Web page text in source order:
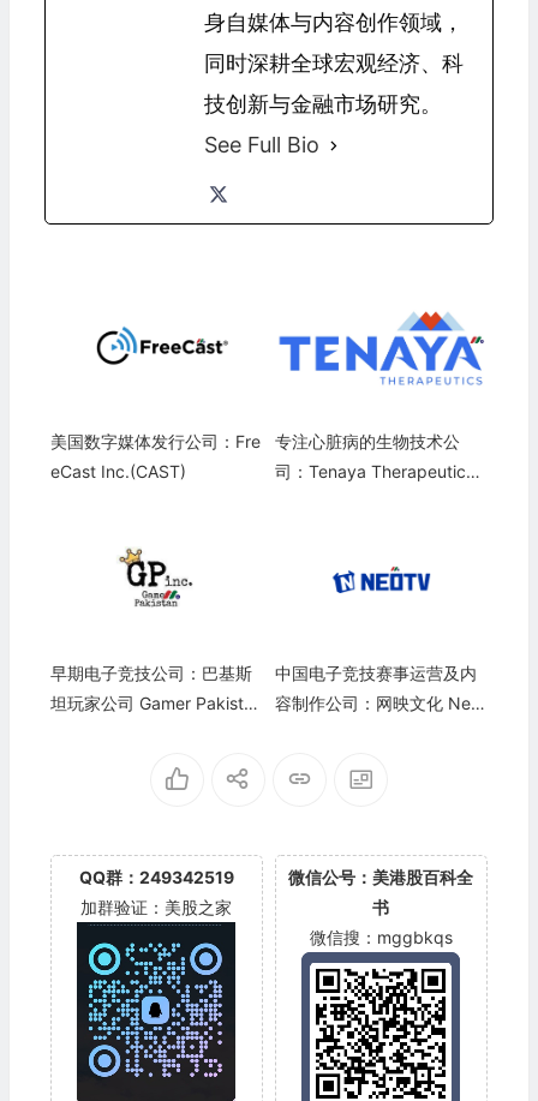
身自媒体与内容创作领域，
同时深耕全球宏观经济、科
技创新与金融市场研究。
See Full Bio
美国数字媒体发行公司：Fre
eCast Inc.(CAST)
专注心脏病的生物技术公
司：Tenaya Therapeutics
早期电子竞技公司：巴基斯
坦玩家公司 Gamer Pakista
中国电子竞技赛事运营及内
容制作公司：网映文化 Neo
QQ群：249342519
加群验证：美股之家
微信公号：美港股百科全
书
微信搜：mggbkqs